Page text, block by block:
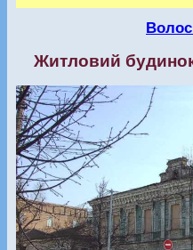
Житловий